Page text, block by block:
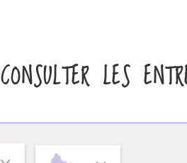
CONSULTER LES